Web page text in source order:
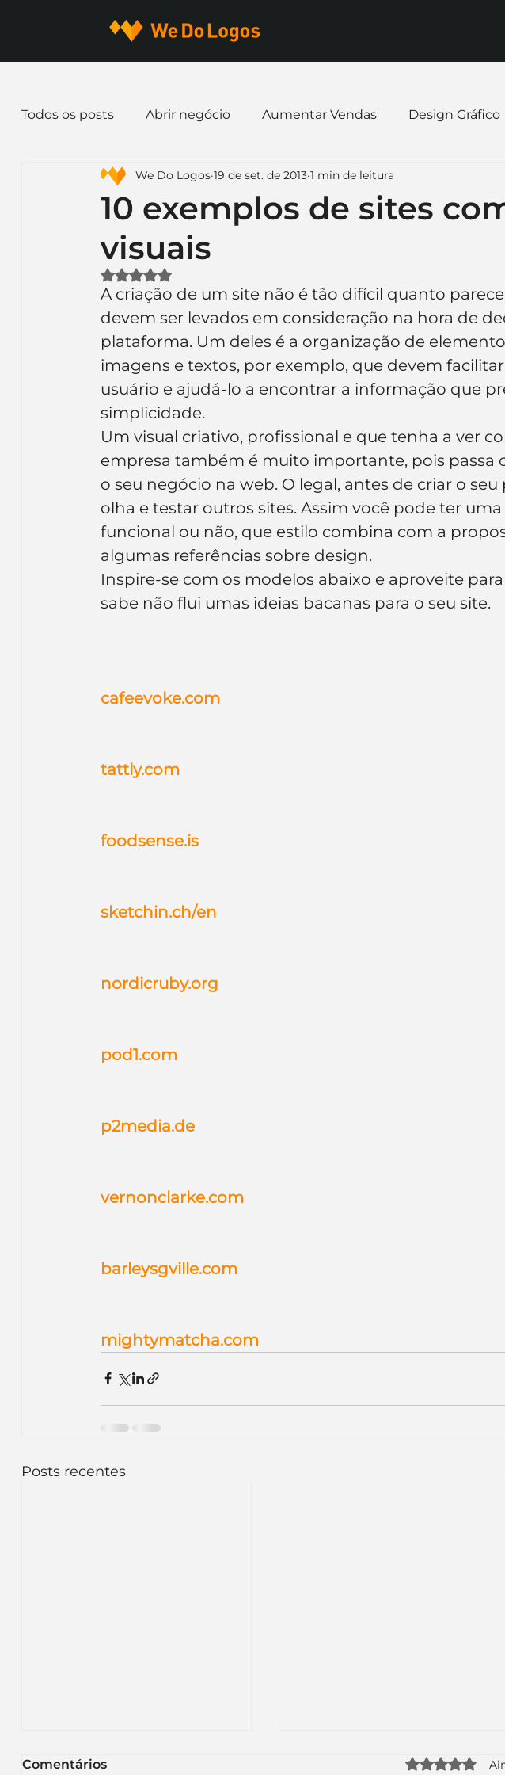
Todos os posts Abrir negócio Aumentar Vendas Design Gráfico
Dicas de Marketing Email marketing Expandir negócio
Identidade Visual Marca
Curiosidades
Inteligência Artificial Embalagens nome de empresa
10 exemplos de sites
visuais
We Do Logos 19 de set. de 2013 1 min de leitura
Avaliado com NaN de 5 estrelas.
A criação de um site não é tão difícil quanto
devem ser levados em consideração na hora de
plataforma. Um deles é a organização de
imagens e textos, por exemplo, que devem
usuário e ajudá-lo a encontrar a informação que
simplicidade.
Um visual criativo, profissional e que tenha a ver
empresa também é muito importante, pois passa
o seu negócio na web. O legal, antes de criar o
olha e testar outros sites. Assim você pode ter
funcional ou não, que estilo combina com a
algumas referências sobre design.
Inspire-se com os modelos abaixo e aproveite
sabe não flui umas ideias bacanas para o seu site.
cafeevoke.com
tattly.com
foodsense.is
sketchin.ch/en
nordicruby.org
pod1.com
p2media.de
vernonclarke.com
barleysgville.com
mightymatcha.com
Posts recentes
Comentários Avaliado